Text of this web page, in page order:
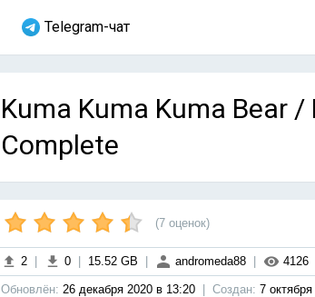
Telegram-чат
Kuma Kuma Kuma
Complete
(7 оценок)
2 0 15.52 GB andromeda88 4126
Обновлён: 26 декабря 2020 в 13:20 Cоздан: 7